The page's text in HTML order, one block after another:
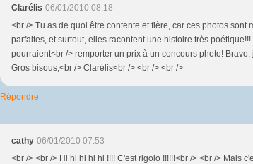
Clarélis 06/01/2010 08:18
<br /> Tu as de quoi être contente et fière, car ces photos sont
parfaites, et surtout, elles racontent une histoire très
pourraient<br /> remporter un prix à un concours photo!
Gros bisous,<br /> Clarélis<br /> <br /> <br />
Répondre
cathy 06/01/2010 07:53
<br /> <br /> Hi hi hi hi hi !!!! C'est rigolo !!!!!!<br /> <br /> Mais